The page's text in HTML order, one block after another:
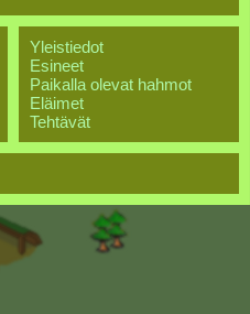
Yleistiedot
Esineet
Paikalla olevat hahmot
Eläimet
Tehtävät